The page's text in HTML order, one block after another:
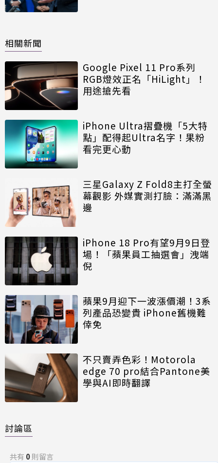
相關新聞
Google Pixel 11 Pro系列
RGB燈效正名「HiLight」！
用途搶先看
iPhone Ultra摺疊機「5大特
點」配得起Ultra名字！果粉
看完更心動
三星Galaxy Z Fold8主打全螢
幕觀影 外媒實測打臉：滿滿黑
邊
iPhone 18 Pro有望9月9日登
場！「蘋果員工抽選會」洩端
倪
蘋果9月迎下一波漲價潮！3系
列產品恐變貴 iPhone舊機難
倖免
不只賣弄色彩！Motorola
edge 70 pro結合Pantone美
學與AI即時翻譯
討論區
共有 0則留言